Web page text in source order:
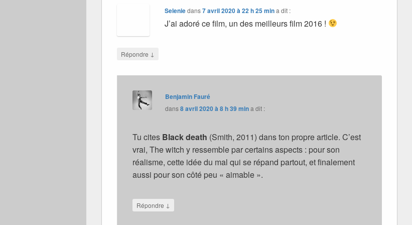
Seleniedans7 avril 2020 à 22 h 25 mina dit :
J’ai adoré ce film, un des meilleurs film 2016 !
Répondre ↓
Benjamin Fauré
dans8 avril 2020 à 8 h 39 mina dit :
Tu cites Black death (Smith, 2011) dans ton propre article. C’est
vrai, The witch y ressemble par certains aspects : pour son
réalisme, cette idée du mal qui se répand partout, et finalement
aussi pour son côté peu « aimable ».
Répondre ↓